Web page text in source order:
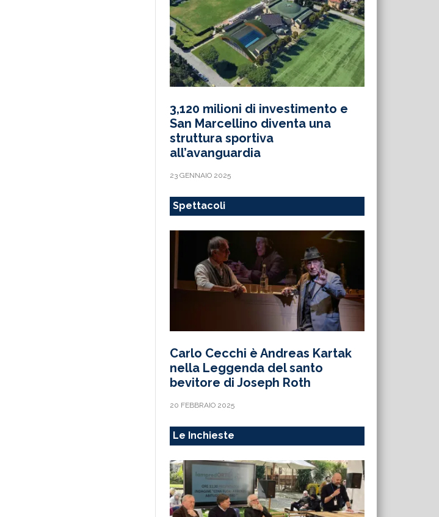
3,120 milioni di investimento e
San Marcellino diventa una
struttura sportiva
all’avanguardia
23 GENNAIO 2025
Spettacoli
Carlo Cecchi è Andreas Kartak
nella Leggenda del santo
bevitore di Joseph Roth
20 FEBBRAIO 2025
Le Inchieste